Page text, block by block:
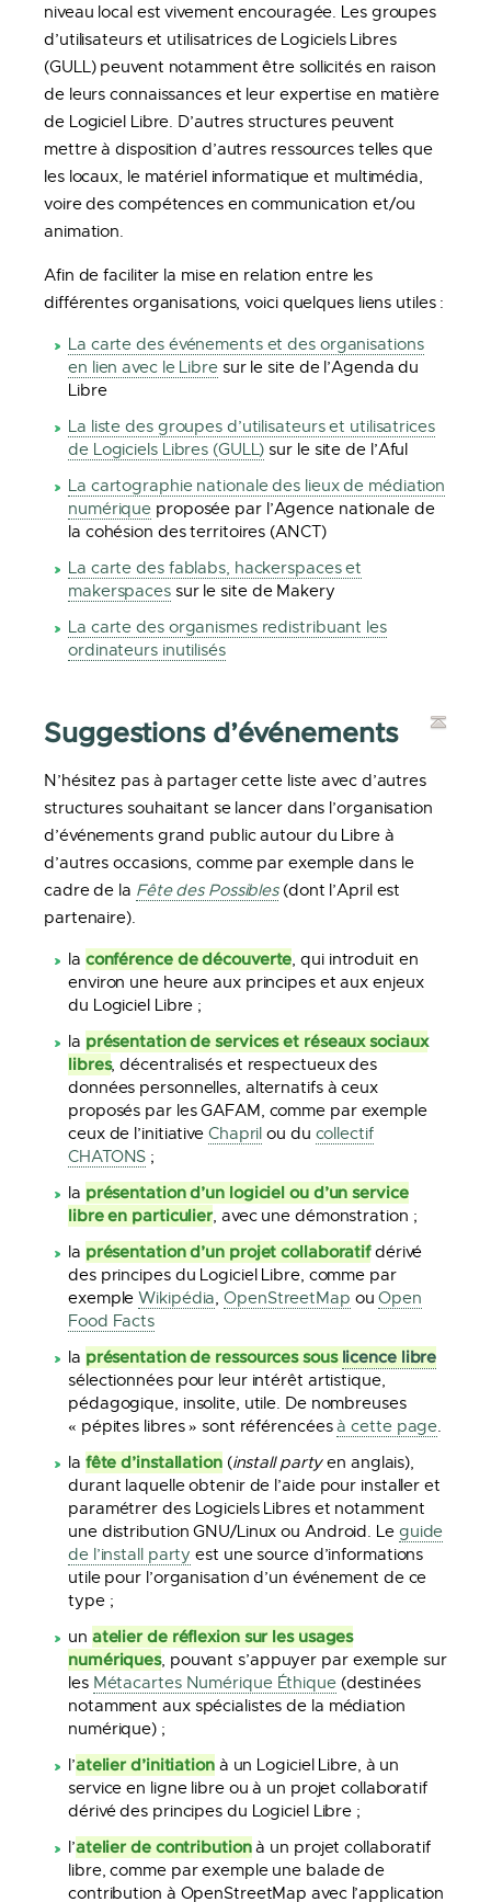
niveau local est vivement encouragée. Les groupes
d’utilisateurs et utilisatrices de Logiciels Libres
(GULL) peuvent notamment être sollicités en raison
de leurs connaissances et leur expertise en matière
de Logiciel Libre. D’autres structures peuvent
mettre à disposition d’autres ressources telles que
les locaux, le matériel informatique et multimédia,
voire des compétences en communication et/ou
animation.
Afin de faciliter la mise en relation entre les
différentes organisations, voici quelques liens utiles :
La carte des événements et des organisations
en lien avec le Libresur le site de l’Agenda du
Libre
La liste des groupes d’utilisateurs et utilisatrices
de Logiciels Libres (GULL) sur le site de l’Aful
La cartographie nationale des lieux de médiation
numérique proposée par l’Agence nationale de
la cohésion des territoires (ANCT)
La carte des fablabs, hackerspaces et
makerspacessur le site de Makery
La carte des organismes redistribuant les
ordinateurs inutilisés
Suggestions d’événements
N’hésitez pas à partager cette liste avec d’autres
structures souhaitant se lancer dans l’organisation
d’événements grand public autour du Libre à
d’autres occasions, comme par exemple dans le
cadre de la Fête des Possibles(dont l’April est
partenaire).
la conférence de découverte, qui introduit en
environ une heure aux principes et aux enjeux
du Logiciel Libre ;
la présentation de services et réseaux sociaux
libres, décentralisés et respectueux des
données personnelles, alternatifs à ceux
proposés par les GAFAM, comme par exemple
ceux de l’initiative Chapril ou du collectif
CHATONS ;
la présentation d’un logiciel ou d’un service
libre en particulier, avec une démonstration ;
la présentation d’un projet collaboratifdérivé
des principes du Logiciel Libre, comme par
exempleWikipédia,OpenStreetMap ouOpen
Food Facts
la présentation de ressources sous licence libre
sélectionnées pour leur intérêt artistique,
pédagogique, insolite, utile. De nombreuses
« pépites libres » sont référencéesà cette page.
la fête d’installation(install partyen anglais),
durant laquelle obtenir de l’aide pour installer et
paramétrer des Logiciels Libres et notamment
une distribution GNU/Linux ou Android. Le guide
de l’install party est une source d’informations
utile pour l’organisation d’un événement de ce
type ;
un atelier de réflexion sur les usages
numériques, pouvant s’appuyer par exemple sur
les Métacartes Numérique Éthique(destinées
notamment aux spécialistes de la médiation
numérique) ;
l’atelier d’initiationà un Logiciel Libre, à un
service en ligne libre ou à un projet collaboratif
dérivé des principes du Logiciel Libre ;
l’atelier de contributionà un projet collaboratif
libre, comme par exemple une balade de
contribution à OpenStreetMap avec l’application